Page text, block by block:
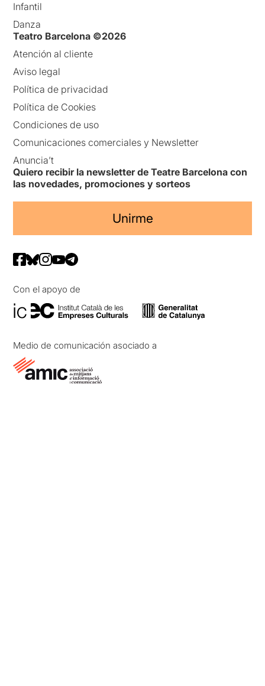
Infantil
Danza
Teatro Barcelona ©2026
Atención al cliente
Aviso legal
Política de privacidad
Política de Cookies
Condiciones de uso
Comunicaciones comerciales y Newsletter
Anuncia’t
Quiero recibir la newsletter de Teatre Barcelona con
las novedades, promociones y sorteos
Unirme
Con el apoyo de
Medio de comunicación asociado a